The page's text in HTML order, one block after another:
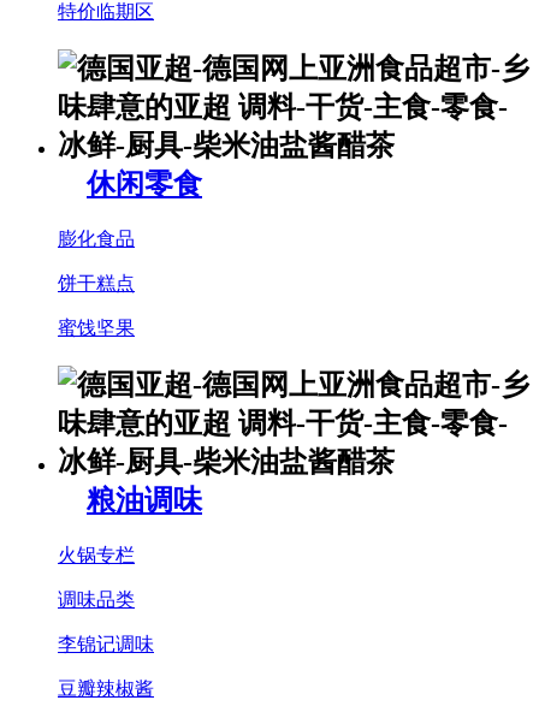
特价临期区
休闲零食
膨化食品
饼干糕点
蜜饯坚果
粮油调味
火锅专栏
调味品类
李锦记调味
豆瓣辣椒酱